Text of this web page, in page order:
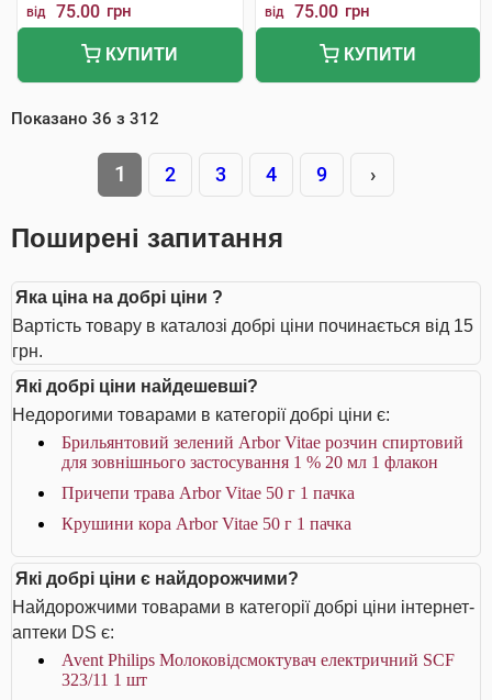
від 75.00 грн
КУПИТИ
від 75.00 грн
КУПИТИ
Показано 36 з 312
1 2 3 4 9 ›
Поширені запитання
Яка ціна на добрі ціни ?
Вартість товару в каталозі добрі ціни починається від 15
грн.
Які добрі ціни найдешевші?
Недорогими товарами в категорії добрі ціни є:
Брильянтовий зелений Arbor Vitae розчин спиртовий
для зовнішнього застосування 1 % 20 мл 1 флакон
Причепи трава Arbor Vitae 50 г 1 пачка
Крушини кора Arbor Vitae 50 г 1 пачка
Які добрі ціни є найдорожчими?
Найдорожчими товарами в категорії добрі ціни інтернет-
аптеки DS є:
Avent Philips Молоковідсмоктувач електричний SCF
323/11 1 шт